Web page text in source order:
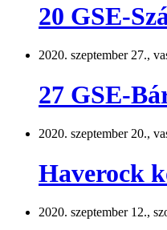
20 GSE-
2020. szeptember 27.,
27 GSE-
2020. szeptember 20.,
Haverock
2020. szeptember 12.,